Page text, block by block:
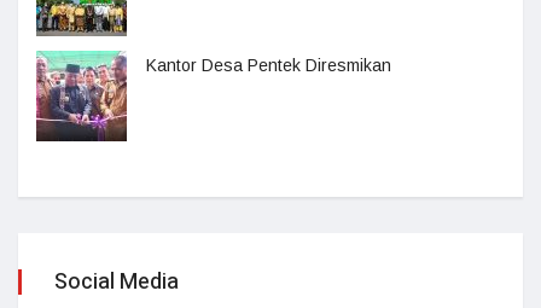
Kantor Desa Pentek Diresmikan
Social Media